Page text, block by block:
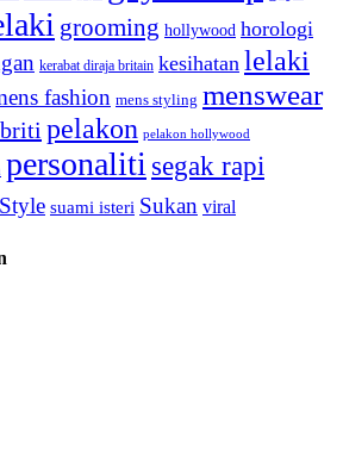
grooming hollywood horologi
kerabat diraja britain kesihatan lelaki
fashion mens styling menswear
pelakon pelakon hollywood
personalitisegak rapi
Style suami isteri Sukan viral